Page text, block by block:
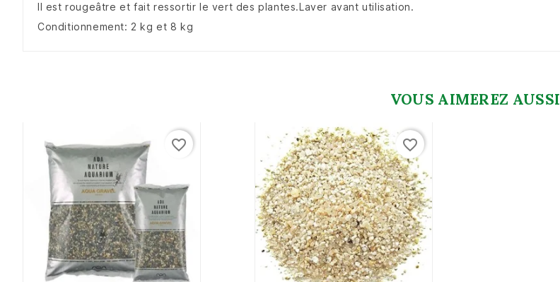
Il est rougeâtre et fait ressortir le vert des plantes.Laver avant utilisation.
Conditionnement: 2 kg et 8 kg
VOUS AIMEREZ AUSSI
favorite_border favorite_border